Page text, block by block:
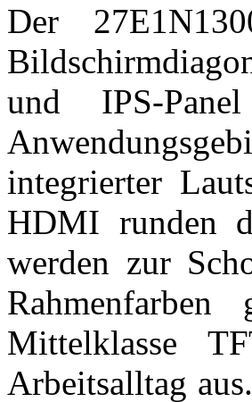
Der
und IPS-
integrierter
HDMI runden
werden zur
Mittelklasse
Arbeitsalltag